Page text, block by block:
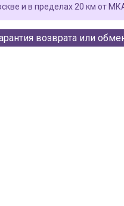
и в пределах 20 км от
возврата или